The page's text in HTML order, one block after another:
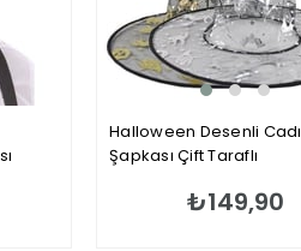
Halloween Desenli Cadı
Şapkası Çift Taraflı
₺149,90